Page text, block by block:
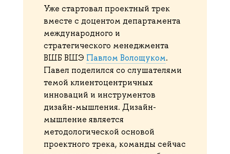
Уже стартовал проектный трек
вместе с доцентом департамента
международного и
стратегического менеджмента
ВШБ ВШЭ Павлом Волощуком.
Павел поделился со слушателями
темой клиентоцентричных
инноваций и инструментов
дизайн-мышления. Дизайн-
мышление является
методологической основой
проектного трека, команды сейчас